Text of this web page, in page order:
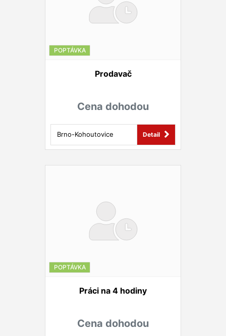
POPTÁVKA
Prodavač
Cena dohodou
Brno-Kohoutovice Detail
POPTÁVKA
Práci na 4 hodiny
Cena dohodou